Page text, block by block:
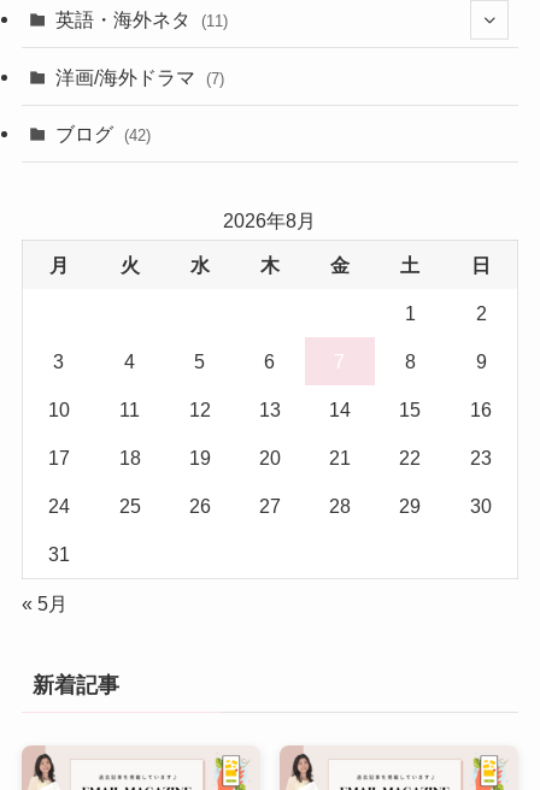
(43)
(6)
(5)
英語・海外ネタ (11)
洋画/海外ドラマ (7)
ブログ (42)
2026年8月
月 火 水 木 金 土 日
1 2
3 4 5 6 7 8 9
10 11 12 13 14 15 16
17 18 19 20 21 22 23
24 25 26 27 28 29 30
31
« 5月
新着記事